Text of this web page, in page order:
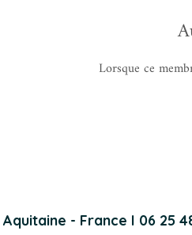
Lorsque ce
- France I 06 25